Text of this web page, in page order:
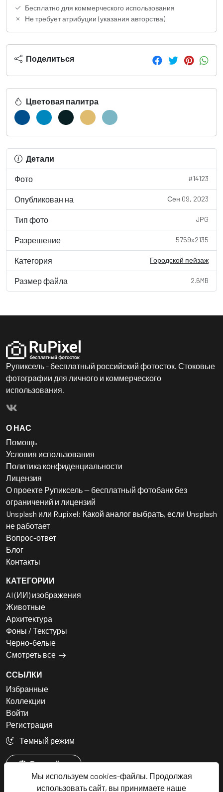
Мы используем cookies-файлы. Продолжая
использовать сайт, вы принимаете наше
Бесплатно для коммерческого использования
Не требует атрибуции (указания авторства)
Поделиться
Цветовая палитра
Детали
Фото #14123
Опубликован на Сен 09, 2023
Тип фото JPG
Разрешение 5759x2135
Категория Городской пейзаж
Размер файла 2.6MB
Рупиксель - бесплатный российский фотосток. Стоковые
фотографии для личного и коммерческого
использования.
О НАС
Помощь
Условия использования
Политика конфиденциальности
Лицензия
О проекте Рупиксель — бесплатный фотобанк без
ограничений и лицензий
Unsplash или Rupixel: Какой аналог выбрать, если Unsplash
не работает
Вопрос-ответ
Блог
Контакты
КАТЕГОРИИ
AI (ИИ) изображения
Животные
Архитектура
Фоны / Текстуры
Черно-белые
Смотреть все
ССЫЛКИ
Избранные
Коллекции
Войти
Регистрация
Темный режим
Русский